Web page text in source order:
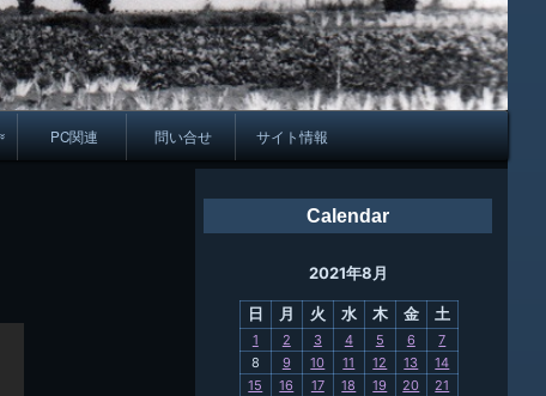
連
PC関連 問い合せ サイト情報
Calendar
2021年8月
日 月 火 水 木 金 土
1 2 3 4 5 6
7
8
9 10 11 12 13
14
15
16 17 18 19 20
21